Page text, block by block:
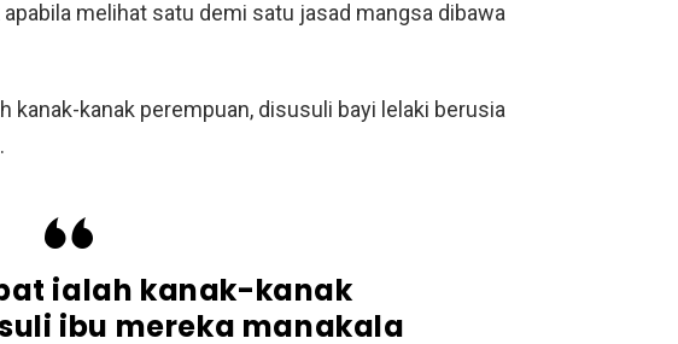
melihat satu demi satu jasad mangsa dibawa
kanak-kanak perempuan, disusuli bayi lelaki berusia
ialah kanak-kanak
ibu mereka manakala